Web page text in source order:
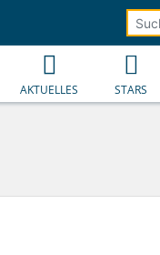
AKTUELLES STARS